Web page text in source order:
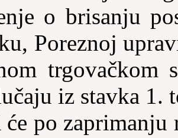
o brisanju
Poreznoj
trgovačkom
iz stavka 1.
po zaprimanju